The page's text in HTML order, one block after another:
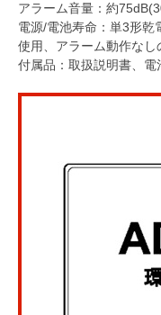
アラーム音量：約
電源/電池寿命：単3形
使用、アラーム動作なし
付属品：取扱説明書、電